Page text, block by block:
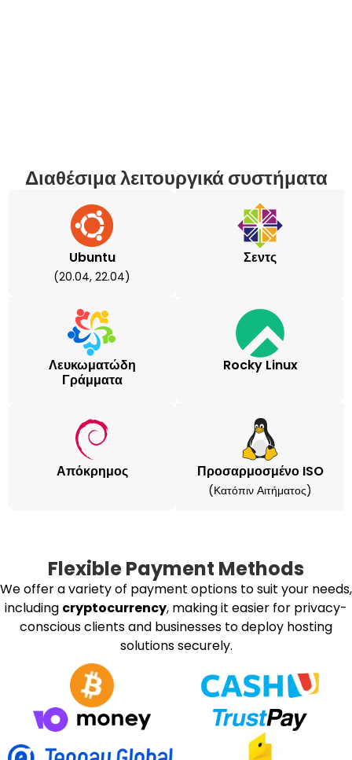
Διαθέσιμα λειτουργικά συστήματα
Ubuntu
(20.04, 22.04)
Σεντς
Λευκωματώδη
Γράμματα
Rocky Linux
Απόκρημος Προσαρμοσμένο ISO
(κατόπιν Αιτήματος)
Flexible Payment Methods
We offer a variety of payment options to suit your needs,
including cryptocurrency, making it easier for privacy-
conscious clients and businesses to deploy hosting
solutions securely.